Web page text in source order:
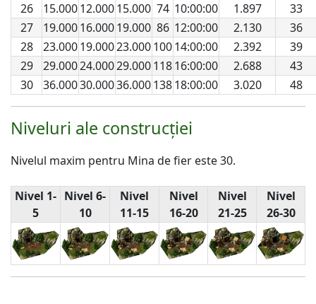
26
15.00012.00015.000 74 10:00:00 1.897
33
27
19.00016.00019.000 86 12:00:00 2.130
36
28
23.00019.00023.00010014:00:00 2.392
39
29
29.00024.00029.00011816:00:00 2.688
43
30
36.00030.00036.00013818:00:00 3.020 48
Niveluri ale construcției
Nivelul maxim pentru Mina de fier este 30.
Nivel 1-
5
Nivel 6-
10
Nivel
11-15
Nivel
16-20
Nivel
21-25
Nivel
26-30